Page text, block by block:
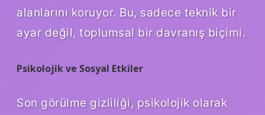
alanlarını koruyor. Bu, sadece teknik bir
ayar değil, toplumsal bir davranış biçimi.
Psikolojik ve Sosyal Etkiler
Son görülme gizliliği, psikolojik olarak